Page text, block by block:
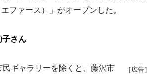
ファース）」がオープンした。
さん
［広告］
ギャラリーを除くと、藤沢市